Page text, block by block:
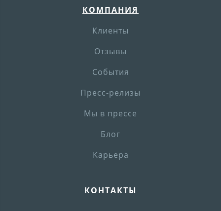
КОМПАНИЯ
Клиенты
Отзывы
События
Пресс-релизы
Мы в прессе
Блог
Карьера
КОНТАКТЫ